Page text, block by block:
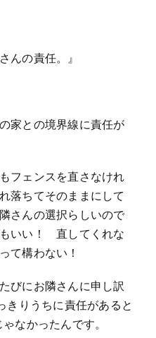
んの責任。』
家との境界線に責任が
フェンスを直さなけれ
落ちてそのままにして
さんの選択らしいので
いい！ 直してくれな
て構わない！
びにお隣さんに申し訳
きりうちに責任があると
なかったんです。